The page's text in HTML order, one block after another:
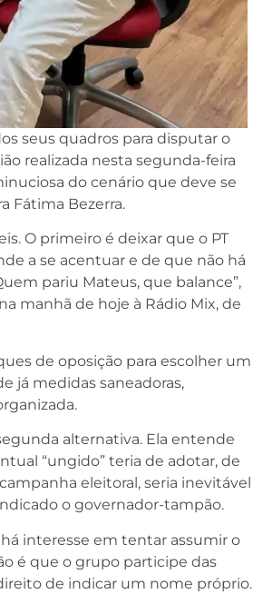
seus quadros para disputar o
realizada nesta segunda-feira
do cenário que deve se
Fátima Bezerra.
O primeiro é deixar que o PT
a se acentuar e de que não há
pariu Mateus, que balance”,
manhã de hoje à Rádio Mix, de
de oposição para escolher um
já medidas saneadoras,
alternativa. Ela entende
“ungido” teria de adotar, de
eleitoral, seria inevitável
o governador-tampão.
interesse em tentar assumir o
é que o grupo participe das
de indicar um nome próprio.